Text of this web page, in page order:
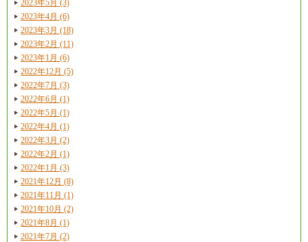
2023年5月 (3)
2023年4月 (6)
2023年3月 (18)
2023年2月 (11)
2023年1月 (6)
2022年12月 (5)
2022年7月 (3)
2022年6月 (1)
2022年5月 (1)
2022年4月 (1)
2022年3月 (2)
2022年2月 (1)
2022年1月 (3)
2021年12月 (8)
2021年11月 (1)
2021年10月 (2)
2021年8月 (1)
2021年7月 (2)